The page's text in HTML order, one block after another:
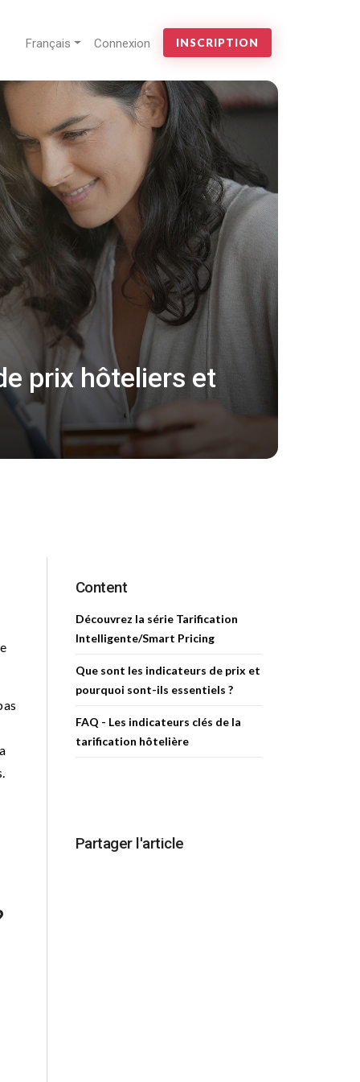
Français Connexion INSCRIPTION
prix hôteliers et
Content
Découvrez la série Tarification
Intelligente/Smart Pricing
Que sont les indicateurs de prix et
pourquoi sont-ils essentiels ?
FAQ - Les indicateurs clés de la
tarification hôtelière
Partager l'article